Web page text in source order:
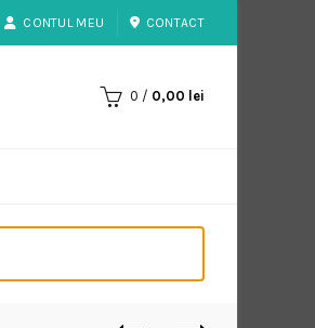
CONTUL MEU CONTACT
0 / 0,00 lei